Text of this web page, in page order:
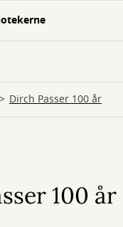
Dirch Passer 100 år
100 år